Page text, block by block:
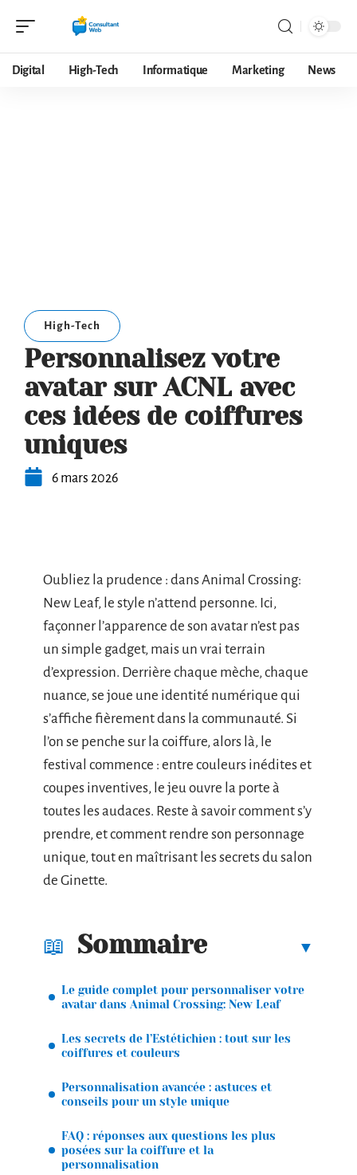
Digital High-Tech Informatique Marketing News
High-Tech
Personnalisez votre
avatar sur ACNL avec
ces idées de coiffures
uniques
6 mars 2026
Oubliez la prudence : dans Animal Crossing:
New Leaf, le style n’attend personne. Ici,
façonner l’apparence de son avatar n’est pas
un simple gadget, mais un vrai terrain
d’expression. Derrière chaque mèche, chaque
nuance, se joue une identité numérique qui
s’affiche fièrement dans la communauté. Si
l’on se penche sur la coiffure, alors là, le
festival commence : entre couleurs inédites et
coupes inventives, le jeu ouvre la porte à
toutes les audaces. Reste à savoir comment s’y
prendre, et comment rendre son personnage
unique, tout en maîtrisant les secrets du salon
de Ginette.
Sommaire
Le guide complet pour personnaliser votre
avatar dans Animal Crossing: New Leaf
Les secrets de l’Estétichien : tout sur les
coiffures et couleurs
Personnalisation avancée : astuces et
conseils pour un style unique
FAQ : réponses aux questions les plus
posées sur la coiffure et la
personnalisation